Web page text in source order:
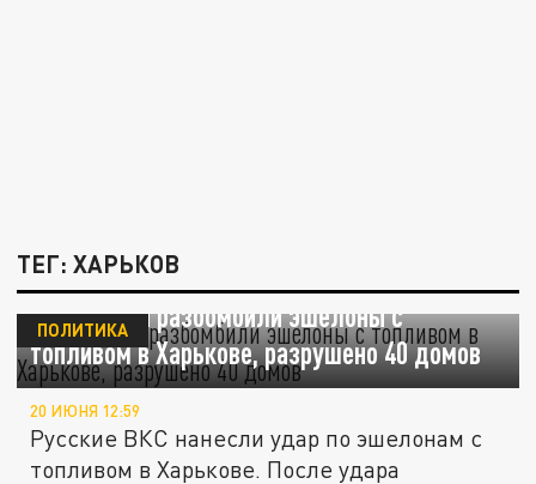
ТЕГ: ХАРЬКОВ
ВКС России разбомбили эшелоны с
топливом в Харькове, разрушено 40 домов
ПОЛИТИКА
20 ИЮНЯ 12:59
Русские ВКС нанесли удар по эшелонам с
топливом в Харькове. После удара